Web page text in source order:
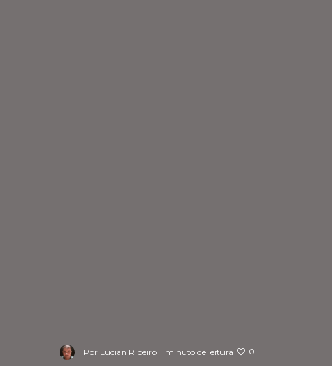
Por Lucian Ribeiro 1 minuto de leitura 0